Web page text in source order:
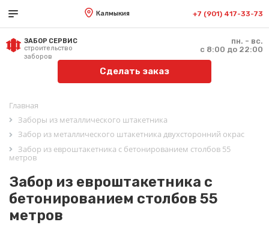
Калмыкия +7 (901) 417-33-73
ЗАБОР СЕРВИС
строительство
заборов
пн. - вс.
с 8:00 до 22:00
Сделать заказ
Главная
Заборы из металлического штакетника
Забор из металлического штакетника двухсторонний окрас
Забор из евроштакетника с бетонированием столбов 55
метров
Забор из евроштакетника с
бетонированием столбов 55
метров